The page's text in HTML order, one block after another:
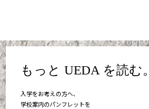
もっと UEDA を読む。
入学をお考えの方へ、
学校案内のパンフレットを